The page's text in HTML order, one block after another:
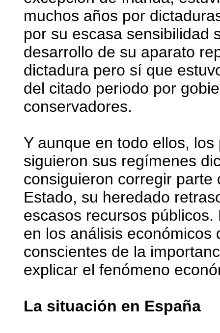
muchos años por
por su escasa sensibilidad
desarrollo de su aparato
dictadura pero sí que
del citado periodo por
conservadores.
Y aunque en todo ellos,
siguieron sus regímenes
consiguieron corregir
Estado, su heredado
escasos recursos
en los análisis económicos
conscientes de la
explicar el fenómeno
La situación en España